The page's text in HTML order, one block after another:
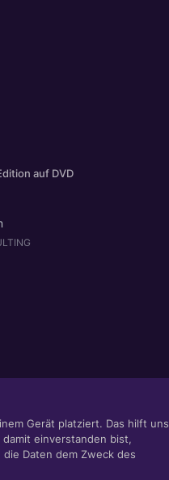
auf DVD
Gerät platziert. Das hilft uns
einverstanden bist,
Daten dem Zweck des